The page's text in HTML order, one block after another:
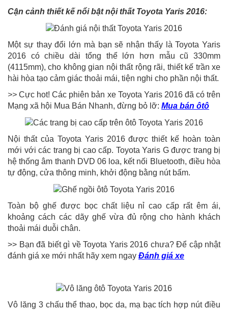
Cận cảnh thiết kế nổi bật nội thất Toyota Yaris 2016:
Một sự thay đổi lớn mà bạn sẽ nhận thấy là Toyota Yaris
2016 có chiều dài tổng thể lớn hơn mẫu cũ 330mm
(4115mm), cho không gian nội thất rộng rãi, thiết kế trần xe
hài hòa tạo cảm giác thoải mái, tiện nghi cho phần nội thất.
>>Cực hot! Các phiên bản xe Toyota Yaris 2016 đã có trên
Mạng xã hội Mua Bán Nhanh, đừng bỏ lỡ: Mua bán ôtô
Nội thất của Toyota Yaris 2016 được thiết kế hoàn toàn
mới với các trang bị cao cấp. Toyota Yaris G được trang bị
hệ thống âm thanh DVD 06 loa, kết nối Bluetooth, điều hòa
tự động, cửa thông minh, khởi động bằng nút bấm.
Toàn bộ ghế được bọc chất liệu nỉ cao cấp rất êm ái,
khoảng cách các dãy ghế vừa đủ rộng cho hành khách
thoải mái duỗi chân.
>> Bạn đã biết gì về Toyota Yaris 2016 chưa? Để cập nhật
đánh giá xe mới nhất hãy xem ngay Đánh giá xe
Vô lăng 3 chấu thể thao, bọc da, mạ bạc tích hợp nút điều